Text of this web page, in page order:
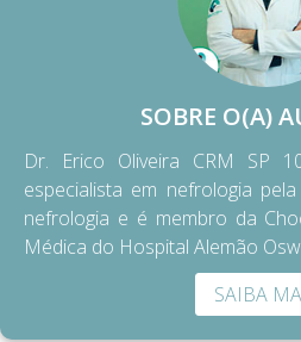
SOBRE O(A)
Dr. Erico Oliveira CRM SP
especialista em nefrologia
nefrologia e é membro da
Médica do Hospital Alemão
SAIBA